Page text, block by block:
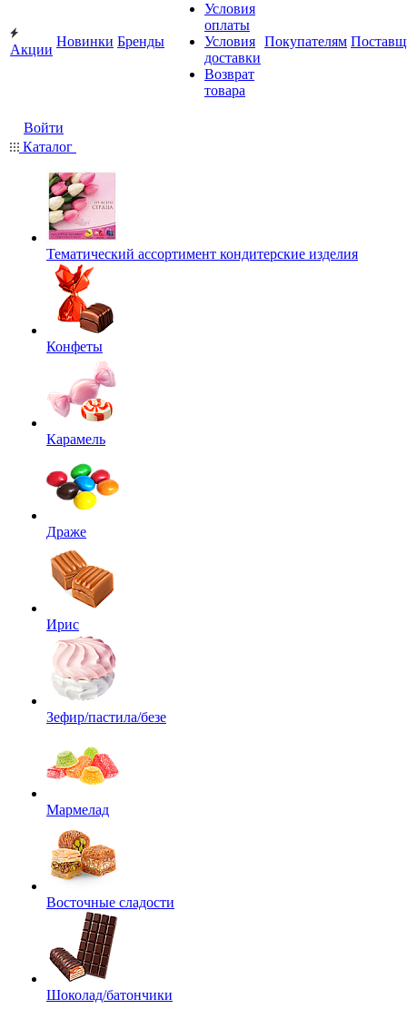
Акции
Новинки Бренды
Условия
оплаты
Условия
доставки
Возврат
товара
Покупателям
Войти
Каталог
Тематический ассортимент кондитерские изделия
Конфеты
Карамель
Драже
Ирис
Зефир/пастила/безе
Мармелад
Восточные сладости
Шоколад/батончики